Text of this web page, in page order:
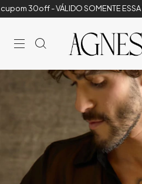
VÁLIDO SOMENTE ESSA SEMANA